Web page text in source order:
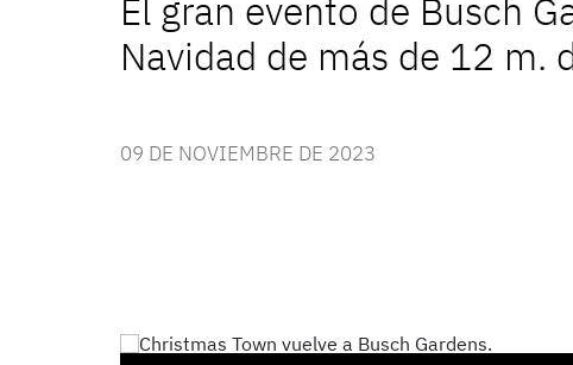
El gran evento de Busch
Navidad de más de 12 m.
09 DE NOVIEMBRE DE 2023